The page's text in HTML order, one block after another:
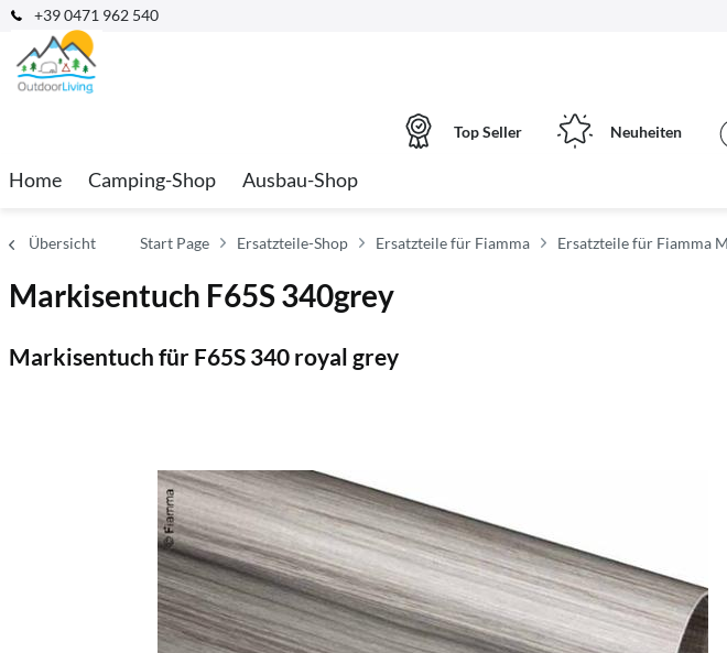
+39 0471 962 540
Top Seller Neuheiten
Home Camping-Shop Ausbau-Shop
Übersicht Start Page Ersatzteile-Shop Ersatzteile für Fiamma Ersatzteile für Fiamma
Markisentuch F65S 340grey
Markisentuch für F65S 340 royal grey